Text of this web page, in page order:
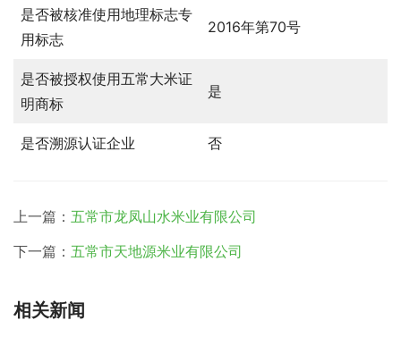
是否被核准使用地理标志专
用标志
2016年第70号
是否被授权使用五常大米证
明商标
是
是否溯源认证企业 否
上一篇： 五常市龙凤山水米业有限公司
下一篇： 五常市天地源米业有限公司
相关新闻